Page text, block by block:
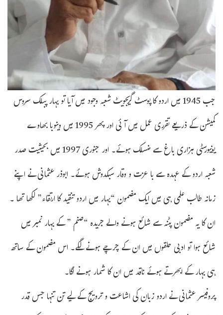
جب 1945 میں اردو کا پوسٹ گریجویٹ شعبہ وجود میں آیا تو بہار پبلک سروس
کمیشن کے ذریعے تقرری عمل میں آئی اور پھر 1995 میں وینوبا بھاوے
یونیورسٹی ہزاری باغ سے منسلک ہوئے۔ اور جنوری 1997 میں بحیثیت صدر
شعبہ اردو کے عہدہ سے با عزت و وقار سبکدوش ہوئے۔ ابوذر عثمانی نے اپنے
زمانہ طالب علمی ہی میں ایک مضمون “بہار میں اردو تنقید کا ارتقاء” لکھا تھا ۔
ان کا یہ مضمون پٹنہ سے شائع ہونے والے جریدہ “صنم ” کے بہار نمبر میں
شائع ہوا تو ادبی حلقوں میں ان کے چرچے ہونے لگے۔ اس مضمون کے ساتھ
ہی بہار کے ابھرتے ہوئے ناقد میں ان کا شمار ہونے لگا۔
پروفیسر عثمانی نے اردو زبان کی اشاعت و ترویج کے لیے تن تنہا جس قدر